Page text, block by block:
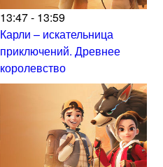
13:47 - 13:59
Карли – искательница
приключений. Древнее
королевство